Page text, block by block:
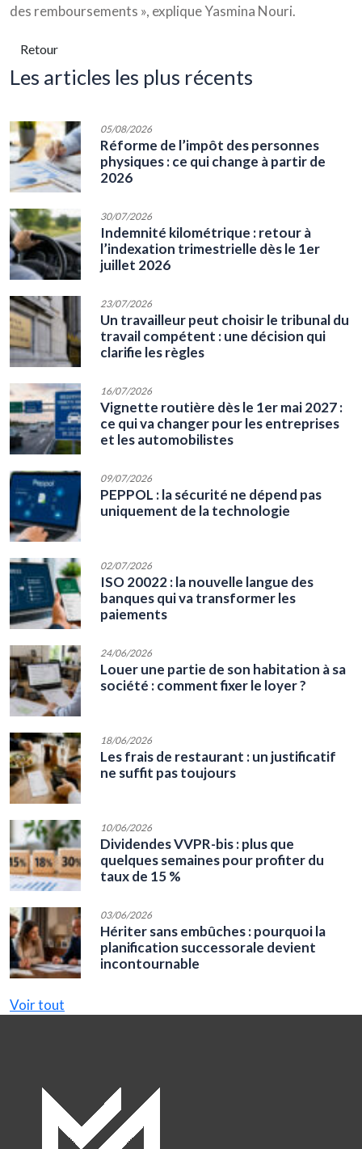
des remboursements », explique Yasmina Nouri.
Retour
les articles les plus récents
05/08/2026
Réforme de l’impôt des personnes
physiques : ce qui change à partir de
2026
30/07/2026
Indemnité kilométrique : retour à
l’indexation trimestrielle dès le 1er
juillet 2026
23/07/2026
Un travailleur peut choisir le tribunal du
travail compétent : une décision qui
clarifie les règles
16/07/2026
Vignette routière dès le 1er mai 2027 :
ce qui va changer pour les entreprises
et les automobilistes
09/07/2026
PEPPOL : la sécurité ne dépend pas
uniquement de la technologie
02/07/2026
ISO 20022 : la nouvelle langue des
banques qui va transformer les
paiements
24/06/2026
Louer une partie de son habitation à sa
société : comment fixer le loyer ?
18/06/2026
Les frais de restaurant : un justificatif
ne suffit pas toujours
10/06/2026
Dividendes VVPR-bis : plus que
quelques semaines pour profiter du
taux de 15 %
03/06/2026
Hériter sans embûches : pourquoi la
planification successorale devient
incontournable
Voir tout